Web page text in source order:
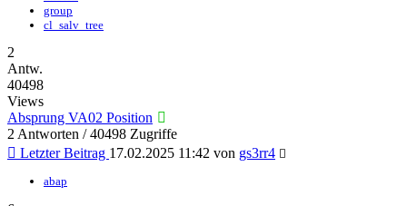
group
cl_salv_tree
2
Antw.
40498
Views
Absprung VA02 Position
2 Antworten / 40498 Zugriffe
Letzter Beitrag 17.02.2025 11:42 von gs3rr4
abap